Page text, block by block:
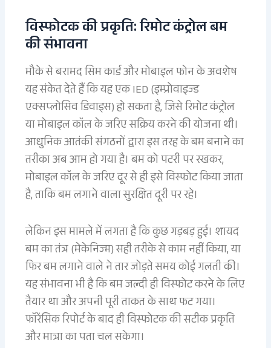
विस्फोटक की प्रकृति: रिमोट कंट्रोल बम
की संभावना
मौके से बरामद सिम कार्ड और मोबाइल फोन के अवशेष
यह संकेत देते हैं कि यह एक IED (इम्प्रोवाइज्ड
एक्सप्लोसिव डिवाइस) हो सकता है, जिसे रिमोट कंट्रोल
या मोबाइल कॉल के जरिए सक्रिय करने की योजना थी।
आधुनिक आतंकी संगठनों द्वारा इस तरह के बम बनाने का
तरीका अब आम हो गया है। बम को पटरी पर रखकर,
मोबाइल कॉल के जरिए दूर से ही इसे विस्फोट किया जाता
है, ताकि बम लगाने वाला सुरक्षित दूरी पर रहे।
लेकिन इस मामले में लगता है कि कुछ गड़बड़ हुई। शायद
बम का तंत्र (मेकेनिज्म) सही तरीके से काम नहीं किया, या
फिर बम लगाने वाले ने तार जोड़ते समय कोई गलती की।
यह संभावना भी है कि बम जल्दी ही विस्फोट करने के लिए
तैयार था और अपनी पूरी ताकत के साथ फट गया।
फॉरेंसिक रिपोर्ट के बाद ही विस्फोटक की सटीक प्रकृति
और मात्रा का पता चल सकेगा।